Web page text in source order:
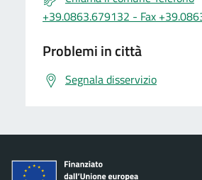
+39.0863.679132 - Fax
Problemi in città
Segnala disservizio